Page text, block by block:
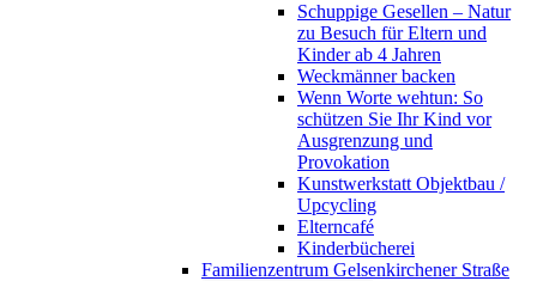
Schuppige Gesellen – Natur
zu Besuch für Eltern und
Kinder ab 4 Jahren
Weckmänner backen
Wenn Worte wehtun: So
schützen Sie Ihr Kind vor
Ausgrenzung und
Provokation
Kunstwerkstatt Objektbau /
Upcycling
Elterncafé
Kinderbücherei
Familienzentrum Gelsenkirchener Straße